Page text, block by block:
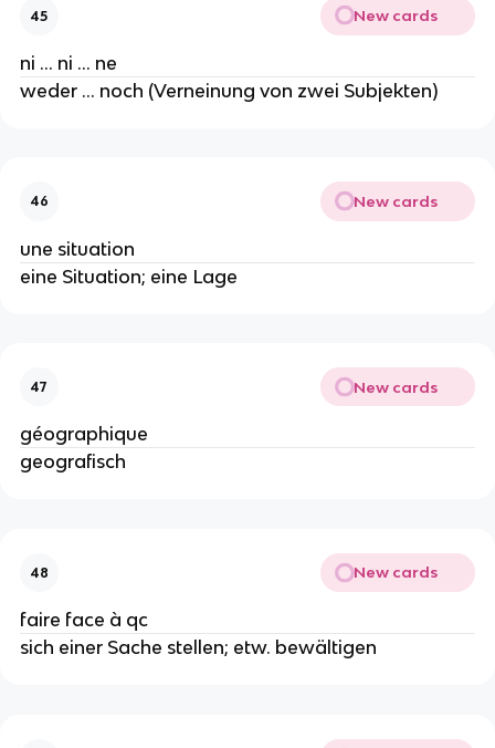
45 New cards
ni ... ni ... ne
weder ... noch (Verneinung von zwei Subjekten)
46 New cards
une situation
eine Situation; eine Lage
47 New cards
géographique
geografisch
48 New cards
faire face à qc
sich einer Sache stellen; etw. bewältigen